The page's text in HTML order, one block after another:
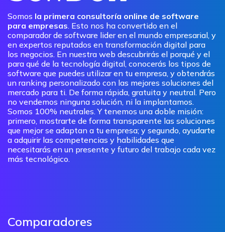
Somos la primera consultoría online de software
para empresas. Esto nos ha convertido en el
comparador de software lider en el mundo empresarial, y
en expertos reputados en transformación digital para
los negocios. En nuestra web descubrirás el porqué y el
para qué de la tecnología digital, conocerás los tipos de
software que puedes utilizar en tu empresa, y obtendrás
un ranking personalizado con las mejores soluciones del
mercado para ti. De forma rápida, gratuita y neutral. Pero
no vendemos ninguna solución, ni la implantamos.
Somos 100% neutrales. Y tenemos una doble misión:
primero, mostrarte de forma transparente las soluciones
que mejor se adaptan a tu empresa; y segundo, ayudarte
a adquirir las competencias y habilidades que
necesitarás en un presente y futuro del trabajo cada vez
más tecnológico.
Comparadores